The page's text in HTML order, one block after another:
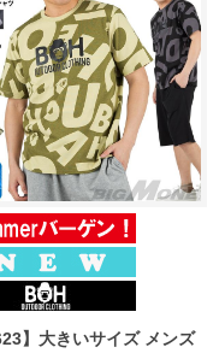
】大きいサイズ メンズ